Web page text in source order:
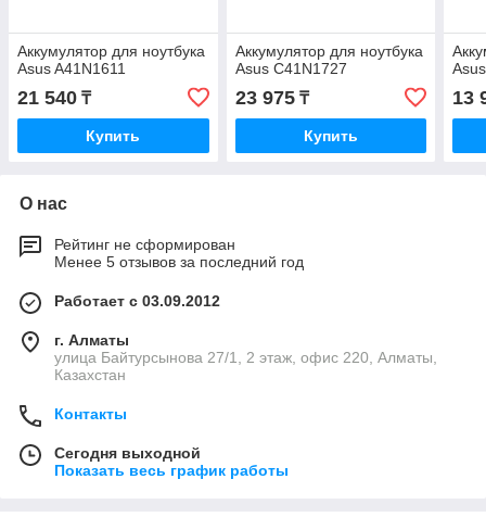
Аккумулятор для ноутбука
Asus A41N1611
21 540 ₸
Купить
Аккумулятор для ноутбука
Asus C41N1727
23 975₸
Купить
13
О нас
Рейтинг не сформирован
Менее 5 отзывов за последний год
Работает с 03.09.2012
г. Алматы
улица Байтурсынова 27/1, 2 этаж, офис 220, Алматы,
Казахстан
Контакты
Сегодня выходной
Показать весь график работы